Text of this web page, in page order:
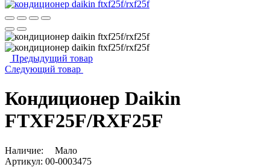
Предыдущий товар
Следующий товар
Кондиционер Daikin
FTXF25F/RXF25F
Наличие:
Мало
Артикул: 00-0003475